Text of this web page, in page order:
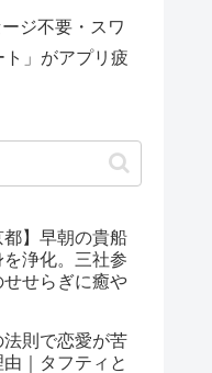
ジ不要・スワ
」がアプリ疲
都】早朝の貴船
浄化。三社参
せせらぎに癒や
法則で恋愛が苦
由｜タフティと